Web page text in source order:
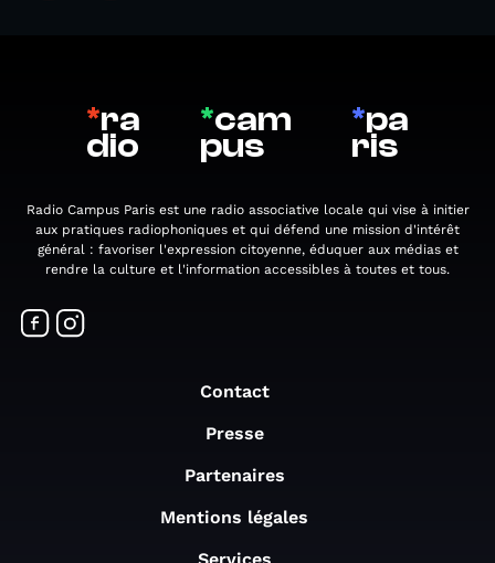
*ra
dio
*cam
pus
*pa
ris
Radio Campus Paris est une radio associative locale qui vise à initier
aux pratiques radiophoniques et qui défend une mission d'intérêt
général : favoriser l'expression citoyenne, éduquer aux médias et
rendre la culture et l'information accessibles à toutes et tous.
Contact
Presse
Partenaires
Mentions légales